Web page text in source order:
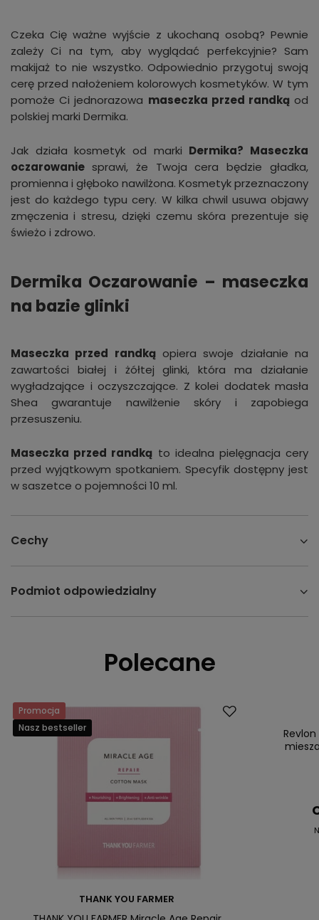
Czeka Cię ważne wyjście z ukochaną osobą? Pewnie
zależy Ci na tym, aby wyglądać perfekcyjnie? Sam
makijaż to nie wszystko. Odpowiednio przygotuj swoją
cerę przed nałożeniem kolorowych kosmetyków. W tym
pomoże Ci jednorazowa maseczka przed randkąod
polskiej marki Dermika.
Jak działa kosmetyk od marki Dermika? Maseczka
oczarowanie sprawi, że Twoja cera będzie gładka,
promienna i głęboko nawilżona. Kosmetyk przeznaczony
jest do każdego typu cery. W kilka chwil usuwa objawy
zmęczenia i stresu, dzięki czemu skóra prezentuje się
świeżo i zdrowo.
Dermika Oczarowanie – maseczka
na bazie glinki
Maseczka przed randkąopiera swoje działanie na
zawartości białej i żółtej glinki, która ma działanie
wygładzające i oczyszczające. Z kolei dodatek masła
Shea gwarantuje nawilżenie skóry i zapobiega
przesuszeniu.
Maseczka przed randką to idealna pielęgnacja cery
przed wyjątkowym spotkaniem. Specyfik dostępny jest
w saszetce o pojemności 10 ml.
Cechy
Podmiot odpowiedzialny
Polecane
Promocja
Nasz bestseller
THANK YOU FARMER
Nasz